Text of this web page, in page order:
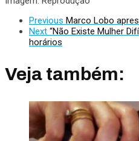
Previous Marco Lobo
Next “Não Existe Mulher
horários
Veja também: